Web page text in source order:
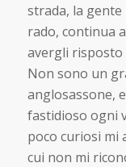
strada, la
rado, continua
avergli risposto
Non sono un
anglosassone,
fastidioso ogni
poco curiosi mi
cui non mi